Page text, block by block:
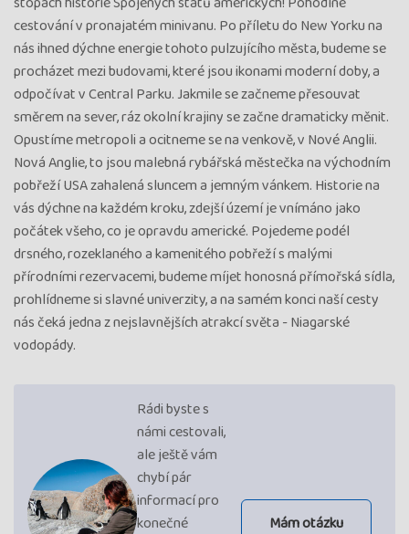
cestování v pronajatém minivanu. Po příletu do New Yorku na
nás ihned dýchne energie tohoto pulzujícího města, budeme se
procházet mezi budovami, které jsou ikonami moderní doby, a
odpočívat v Central Parku. Jakmile se začneme přesouvat
směrem na sever, ráz okolní krajiny se začne dramaticky měnit.
Opustíme metropoli a ocitneme se na venkově, v Nové Anglii.
Nová Anglie, to jsou malebná rybářská městečka na východním
pobřeží USA zahalená sluncem a jemným vánkem. Historie na
vás dýchne na každém kroku, zdejší území je vnímáno jako
počátek všeho, co je opravdu americké. Pojedeme podél
drsného, rozeklaného a kamenitého pobřeží s malými
přírodními rezervacemi, budeme míjet honosná přímořská sídla,
prohlídneme si slavné univerzity, a na samém konci naší cesty
nás čeká jedna z nejslavnějších atrakcí světa - Niagarské
vodopády.
Rádi byste s
námi cestovali,
ale ještě vám
chybí pár
informací pro
konečné
Mám otázku